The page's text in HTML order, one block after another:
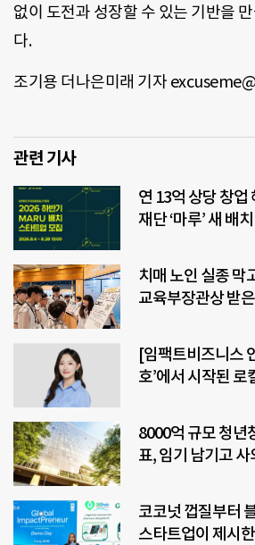
없이 도전과 성장할 수 있는 기반을
다.
조기용 더나은미래 기자
관련 기사
연 13억 상당 창
재단 ‘마루’ 새 배
치매 노인 실종
교육부장관상 받
[임팩트비즈니스
호’에서 시작된 로
8000억 규모 청년
표, 임기 남기고 사
코코넛 껍질부터
스타트업이 제시